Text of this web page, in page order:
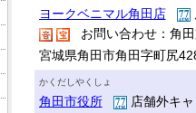
ヨークベニマル角田店
お問い合わせ：角
宮城県角田市角田字町尻
かくだしやくしょ
角田市役所
店舗外キ